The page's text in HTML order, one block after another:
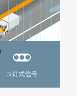
３灯式信号